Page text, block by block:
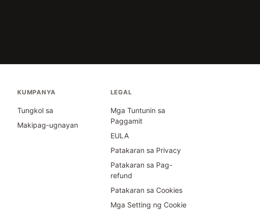
KUMPANYA
Tungkol sa
Makipag-ugnayan
LEGAL
Mga Tuntunin sa
Paggamit
EULA
Patakaran sa Privacy
Patakaran sa Pag-
refund
Patakaran sa Cookies
Mga Setting ng Cookie